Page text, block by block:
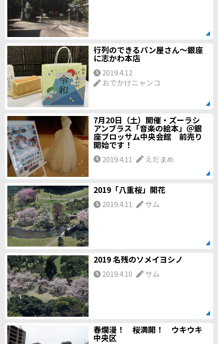
行列のできるパン屋さん～銀座
に志かわ本店
2019.4.12
おでかけニャンコ
7月20日（土）開催・ズーラシ
アンブラス「音楽の絵本」＠銀
座ブロッサム中央会館 前売り
開始です！
2019.4.11 えだまめ
2019「八重桜」開花
2019.4.11 サム
2019 名残のソメイヨシノ
2019.4.10 サム
春爛漫！ 桜満開！ ウキウキ
中央区